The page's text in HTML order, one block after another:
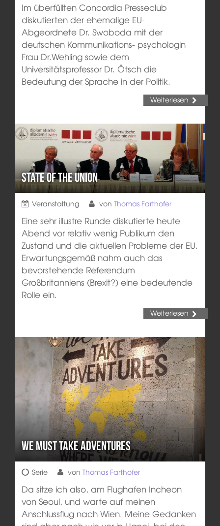
Im überfüllten Concordia Presseclub
diskutierten der ehemalige EU-
Abgeordnete Dr. Swoboda mit der
deutschen Kommunikations- psychologin
Frau Dr.Wehling sowie dem
Universitätsprofessor Dr. Ötsch die
Bedeutung der Sprache in der Politik.
Weiterlesen
State of the Union
Veranstaltung von Thomas Farthofer
Eine sehr illustre Runde diskutierte heute
Abend vor relativ wenig Publikum den
Zustand und die aktuellen Probleme der EU.
Erwartungsgemäß nahm auch das
bevorstehende Referendum
Großbritanniens (Brexit?) eine bedeutende
Rolle ein.
Weiterlesen
We must take adventures
Serie von Thomas Farthofer
Da sitze ich also, am Flughafen Incheon
von Seoul, und warte auf meinen
Anschlussflug nach Wien. Meine Gedanken